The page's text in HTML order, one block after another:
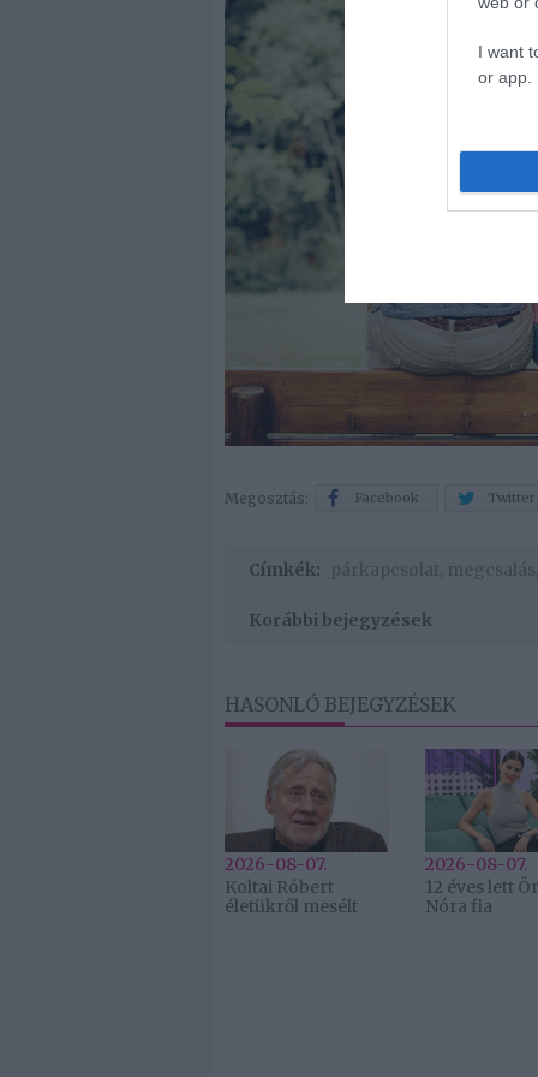
I want
or app.
Megosztás: Facebook Twitter
Címkék: párkapcsolat megcsalás
Korábbi bejegyzések
HASONLÓ BEJEGYZÉSEK
2026-08-07.
Koltai Róbert
életükről mesélt
2026-08-07.
12 éves lett
Nóra fia